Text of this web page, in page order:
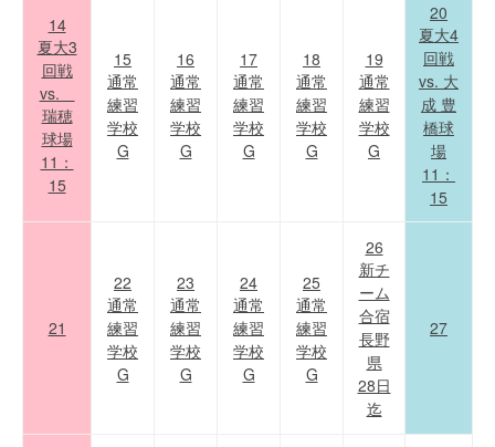
14
夏大3
回戦
vs.
瑞穂
球場
11：
15
15
通常
練習
学校
G
16
通常
練習
学校
G
17
通常
練習
学校
G
18
通常
練習
学校
G
19
通常
練習
学校
G
20
夏大4
回戦
vs. 大
成 豊
橋球
場
11：
15
21
22
通常
練習
学校
G
23
通常
練習
学校
G
24
通常
練習
学校
G
25
通常
練習
学校
G
26
新チ
ーム
合宿
長野
県
28日
迄
27